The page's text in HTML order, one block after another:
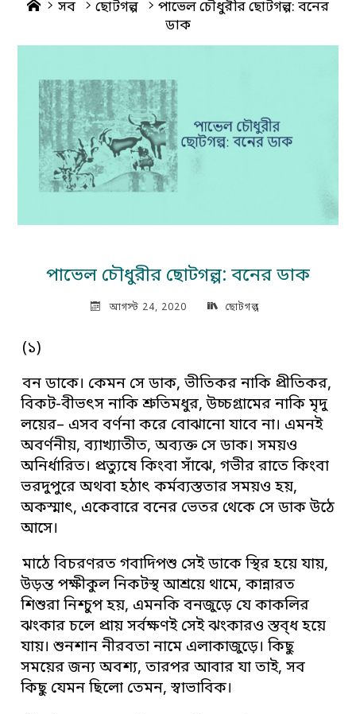
Home
সব ছোটগল্প
পাভেল চৌধুরীর ছোটগল্প: বনের
ডাক
পাভেল চৌধুরীর ছোটগল্প: বনের ডাক
আগস্ট 24, 2020 ছোটগল্প
(১)
বন ডাকে। কেমন সে ডাক, ভীতিকর নাকি প্রীতিকর,
বিকট-বীভৎস নাকি শ্রুতিমধুর, উচ্চগ্রামের নাকি মৃদু
লয়ের– এসব বর্ণনা করে বোঝানো যাবে না। এমনই
অবর্ণনীয়, ব্যাখ্যাতীত, অব্যক্ত সে ডাক। সময়ও
অনির্ধারিত। প্রত্যুষে কিংবা সাঁঝে, গভীর রাতে কিংবা
ভরদুপুরে অথবা হঠাৎ কর্মব্যস্ততার সময়ও হয়,
অকস্মাৎ, একেবারে বনের ভেতর থেকে সে ডাক উঠে
আসে।
মাঠে বিচরণরত গবাদিপশু সেই ডাকে স্থির হয়ে যায়,
উড়ন্ত পক্ষীকুল নিকটস্থ আশ্রয়ে থামে, কান্নারত
শিশুরা নিশ্চুপ হয়, এমনকি বনজুড়ে যে কাকলির
ঝংকার চলে প্রায় সর্বক্ষণই সেই ঝংকারও স্তব্ধ হয়ে
যায়। শুনশান নীরবতা নামে এলাকাজুড়ে। কিছু
সময়ের জন্য অবশ্য, তারপর আবার যা তাই, সব
কিছু যেমন ছিলো তেমন, স্বাভাবিক।